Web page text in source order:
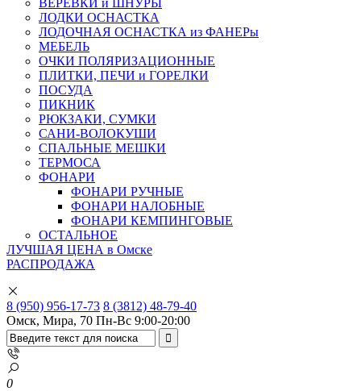
ВЕРЁВКИ и ШНУРЫ
ЛОДКИ ОСНАСТКА
ЛОДОЧНАЯ ОСНАСТКА из ФАНЕРы
МЕБЕЛЬ
ОЧКИ ПОЛЯРИЗАЦИОННЫЕ
ПЛИТКИ, ПЕЧИ и ГОРЕЛКИ
ПОСУДА
ПИКНИК
РЮКЗАКИ, СУМКИ
САНИ-ВОЛОКУШИ
СПАЛЬНЫЕ МЕШКИ
ТЕРМОСА
ФОНАРИ
ФОНАРИ РУЧНЫЕ
ФОНАРИ НАЛОБНЫЕ
ФОНАРИ КЕМПИНГОВЫЕ
ОСТАЛЬНОЕ
ЛУЧШАЯ ЦЕНА в Омске
РАСПРОДАЖА
8 (950) 956-17-73 8 (3812) 48-79-40
Омск, Мира, 70 Пн-Вс 9:00-20:00
0